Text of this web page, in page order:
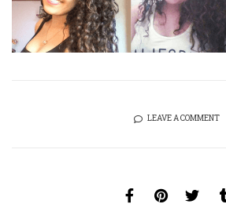
LEAVE A COMMENT